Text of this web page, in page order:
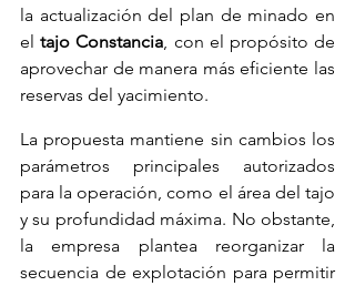
la actualización del plan de minado en
el tajo Constancia , con el propósito de
aprovechar de manera más eficiente las
reservas del yacimiento.
La propuesta mantiene sin cambios los
parámetros principales autorizados
para la operación, como el área del tajo
y su profundidad máxima. No obstante,
la empresa plantea reorganizar la
secuencia de explotación para permitir